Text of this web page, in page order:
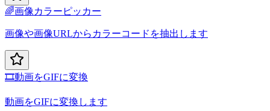
🌈画像カラーピッカー
画像や画像URLからカラーコードを抽出します
🎞️動画をGIFに変換
動画をGIFに変換します